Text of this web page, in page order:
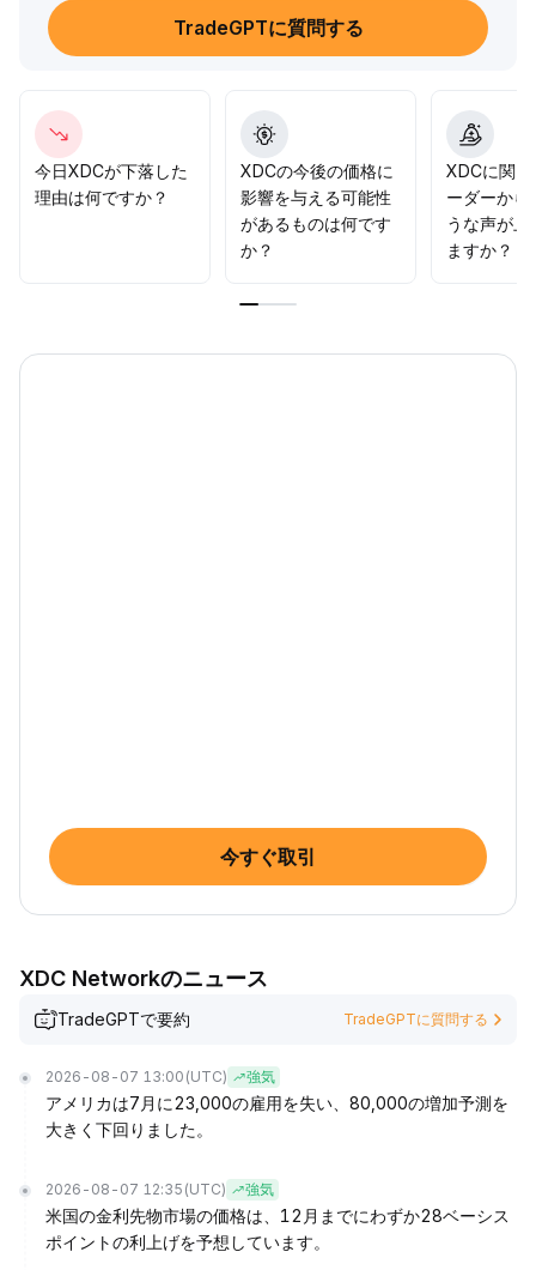
0272が上方の重要なレジスタンスとなります。推奨：中
来高の変化とファンダメンタルの触媒に注目し、0
0259を割らない場合は防御を優先し、0
0272を突破すれば0
0285～0.
0300への短期上昇のチャンスに注目してください。.
TradeGPTに質問する
今日XDCが下落した
理由は何ですか？
XDCの今後の価格に
影響を与える可能性
があるものは何です
か？
XDCに関
ーダーから
うな声が上
ますか？
今すぐ取引
XDC Networkのニュース
TradeGPTで要約 TradeGPTに質問する
2026-08-07 13:00 (UTC) 強気
アメリカは7月に23,000の雇用を失い、80,000の増加予測を
大きく下回りました。
2026-08-07 12:35 (UTC) 強気
米国の金利先物市場の価格は、12月までにわずか28ベーシス
ポイントの利上げを予想しています。